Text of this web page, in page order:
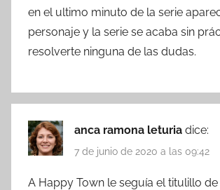
en el ultimo minuto de la serie
personaje y la serie se acaba sin
resolverte ninguna de las dudas.
anca ramona leturia dice:
7 de junio de 2020 a las 09:42
A Happy Town le seguía el titulillo